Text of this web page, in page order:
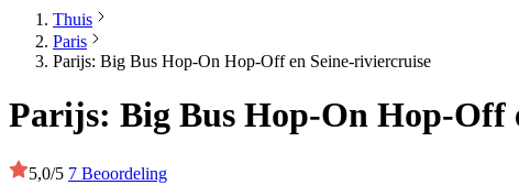
Thuis
Paris
Parijs: Big Bus Hop-On Hop-Off en Seine-riviercruise
Parijs: Big Bus Hop-On Hop-Off
5,0/5 7 Beoordeling